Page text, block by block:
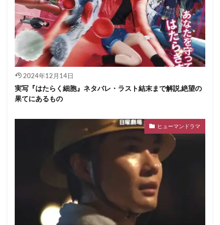
2024年12月14日
実写『はたらく細胞』ネタバレ・ラスト結末まで解説,絶望の
果てにあるもの
ヒューマンドラマ